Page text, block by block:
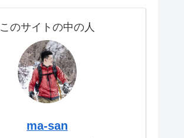
このサイトの中の人
ma-san